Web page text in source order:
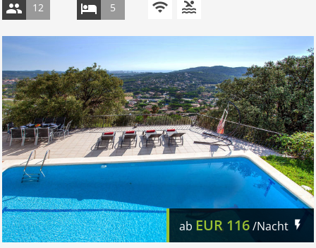
12 5
ab EUR 116/Nacht